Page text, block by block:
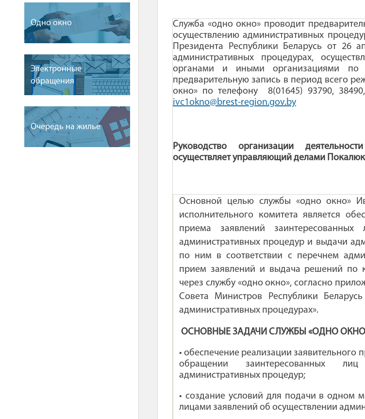
Одно окно
Электронные
обращения
Очередь на жилье
Служба «одно окно» проводит
осуществлению административных
Президента Республики Беларусь от 26
административных процедурах,
органами и иными организациями по
предварительную запись в период всего
окно» по телефону 8(01645) 93790,
ivc1okno@brest-region.gov.by
Руководство организации
осуществляет управляющий делами
Основной целью службы «одно окно»
исполнительного комитета является
приема заявлений
административных процедур и выдачи
по ним в соответствии с перечнем
прием заявлений и выдача решений по
через службу «одно окно», согласно
Совета Министров Республики
административных процедурах».
ОСНОВНЫЕ ЗАДАЧИ СЛУЖБЫ «ОДНО
• обеспечение реализации заявительного
обращении заинтересованных
административных процедур;
• создание условий для подачи в одном
лицами заявлений об осуществлении